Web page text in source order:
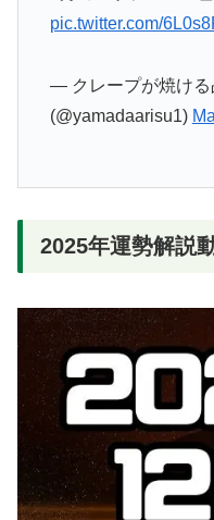
pic.twitter.com/
— クレープが焼ける
(@yamadaarisu1)
2025年運勢解説